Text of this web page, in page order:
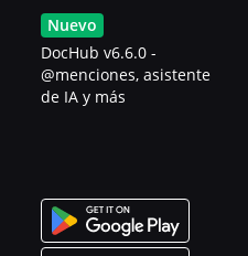
Nuevo
DocHub v6.6.0 -
@menciones, asistente
de IA y más